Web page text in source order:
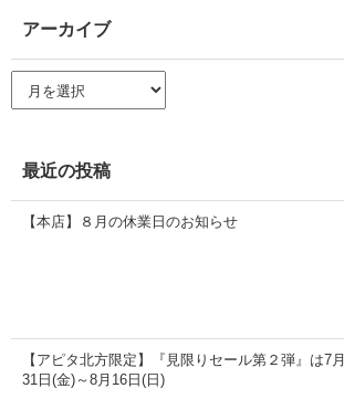
アーカイブ
ー
ブ
最近の投稿
【本店】８月の休業日のお知らせ
【アピタ北方限定】『見限りセール第２弾』は7月
31日(金)～8月16日(日)